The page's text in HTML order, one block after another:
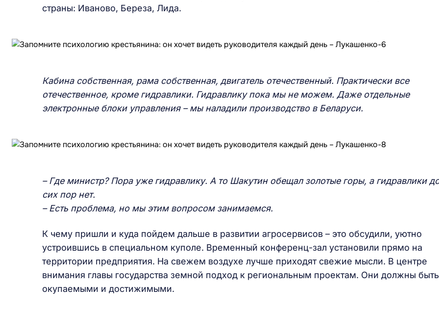
страны: Иваново, Береза, Лида.
Кабина собственная, рама собственная, двигатель отечественный. Практически все
отечественное, кроме гидравлики. Гидравлику пока мы не можем. Даже отдельные
электронные блоки управления – мы наладили производство в Беларуси.
– Где министр? Пора уже гидравлику. А то Шакутин обещал золотые горы, а гидравлики
сих пор нет.
– Есть проблема, но мы этим вопросом занимаемся.
К чему пришли и куда пойдем дальше в развитии агросервисов – это обсудили, уютно
устроившись в специальном куполе. Временный конференц-зал установили прямо на
территории предприятия. На свежем воздухе лучше приходят свежие мысли. В центре
внимания главы государства земной подход к региональным проектам. Они должны быть
окупаемыми и достижимыми.